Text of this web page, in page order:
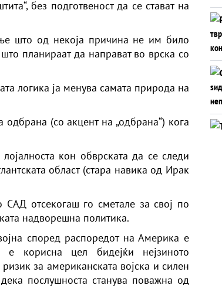
без подготвеност да се стават на
што од некоја причина не им било
планираат да направат во врска со
логика ја менува самата природа на
(со акцент на „одбрана“) кога
кон обврската да се следи
област (стара навика од Ирак
отсекогаш го сметале за свој по
надворешна политика.
според распоредот на Америка е
корисна цел бидејќи нејзиното
за американската војска и силен
послушноста станува поважна од